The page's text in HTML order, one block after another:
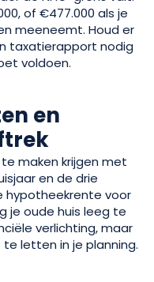
of €477.000 als je
meeneemt. Houd er
taxatierapport nodig
voldoen.
en
maken krijgen met
en de drie
hypotheekrente voor
je oude huis leeg te
verlichting, maar
letten in je planning.